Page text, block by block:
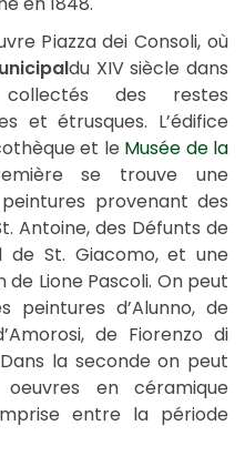
Piazza dei Consoli, où
du XIV siècle dans
des restes
et étrusques. L’édifice
et le Musée de la
se trouve une
provenant des
Antoine, des Défunts de
de St. Giacomo, et une
Lione Pascoli. On peut
peintures d’Alunno, de
de Fiorenzo di
la seconde on peut
en céramique
entre la période